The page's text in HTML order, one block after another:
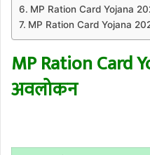
MP Ration Card Yojana
MP Ration Card Yojana
MP Ration Card
अवलोकन